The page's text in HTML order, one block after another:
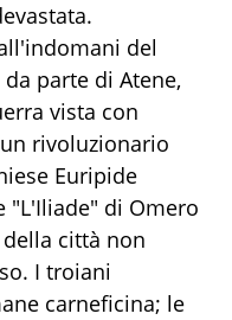
del
parte di Atene,
vista con
rivoluzionario
Euripide
"L'Iliade" di Omero
città non
I troiani
carneficina; le